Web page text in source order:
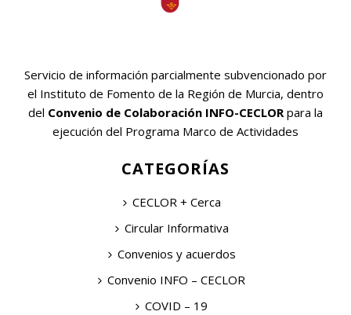
Servicio de información parcialmente subvencionado por
el Instituto de Fomento de la Región de Murcia, dentro
del Convenio de Colaboración INFO-CECLOR para la
ejecución del Programa Marco de Actividades
CATEGORÍAS
CECLOR + Cerca
Circular Informativa
Convenios y acuerdos
Convenio INFO – CECLOR
COVID – 19